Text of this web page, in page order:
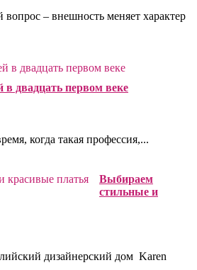
– внешность меняет характер
в двадцать первом веке
когда такая профессия,...
Выбираем
стильные и
дизайнерский дом Karen